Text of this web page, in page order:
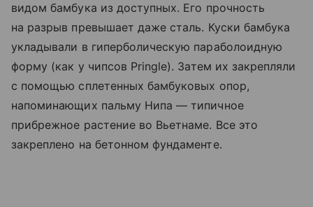
видом бамбука из доступных. Его прочность
на разрыв превышает даже сталь. Куски бамбука
укладывали в гиперболическую параболоидную
форму (как у чипсов Pringle). Затем их закрепляли
с помощью сплетенных бамбуковых опор,
напоминающих пальму Нипа — типичное
прибрежное растение во Вьетнаме. Все это
закреплено на бетонном фундаменте.